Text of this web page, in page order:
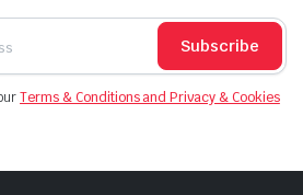
Subscribe
Terms & Conditions and Privacy & Cookies